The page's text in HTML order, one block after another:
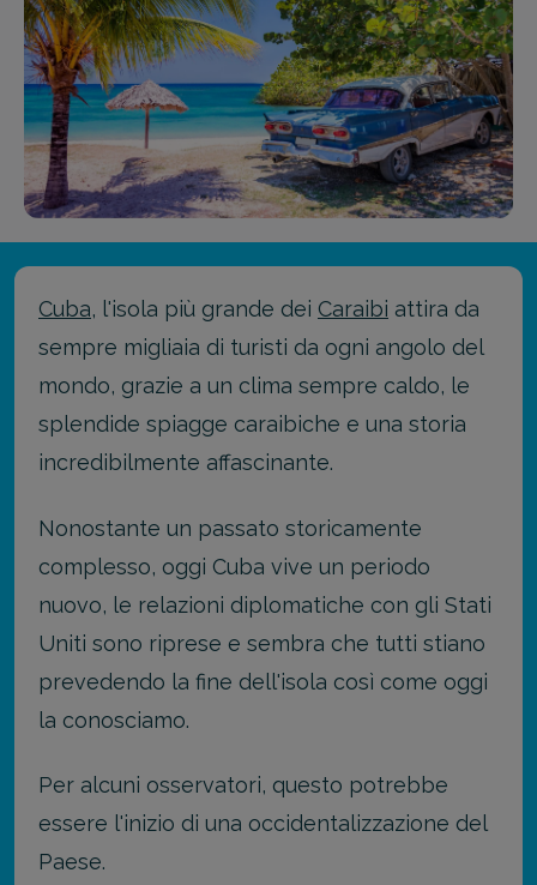
Cuba, l'isola più grande dei Caraibi attira da
sempre migliaia di turisti da ogni angolo del
mondo, grazie a un clima sempre caldo, le
splendide spiagge caraibiche e una storia
incredibilmente affascinante.
Nonostante un passato storicamente
complesso, oggi Cuba vive un periodo
nuovo, le relazioni diplomatiche con gli Stati
Uniti sono riprese e sembra che tutti stiano
prevedendo la fine dell'isola così come oggi
la conosciamo.
Per alcuni osservatori, questo potrebbe
essere l'inizio di una occidentalizzazione del
Paese.